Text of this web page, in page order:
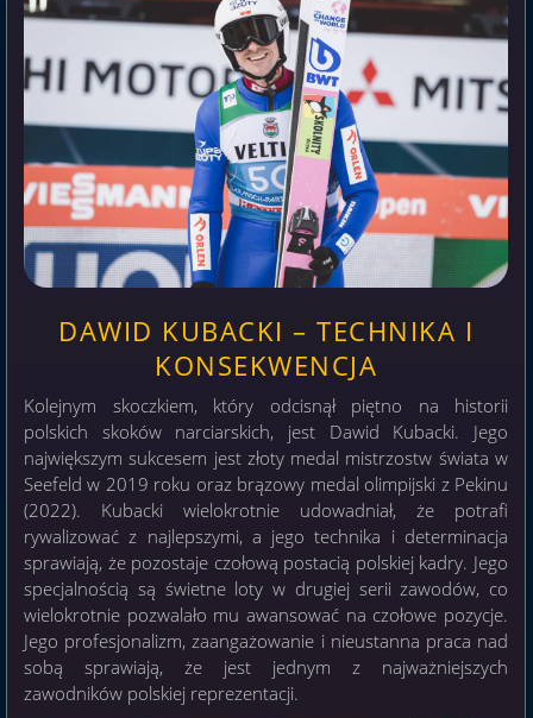
DAWID KUBACKI – TECHNIKA I
KONSEKWENCJA
Kolejnym skoczkiem, który odcisnął piętno na historii
polskich skoków narciarskich, jest Dawid Kubacki. Jego
największym sukcesem jest złoty medal mistrzostw świata w
Seefeld w 2019 roku oraz brązowy medal olimpijski z Pekinu
(2022). Kubacki wielokrotnie udowadniał, że potrafi
rywalizować z najlepszymi, a jego technika i determinacja
sprawiają, że pozostaje czołową postacią polskiej kadry. Jego
specjalnością są świetne loty w drugiej serii zawodów, co
wielokrotnie pozwalało mu awansować na czołowe pozycje.
Jego profesjonalizm, zaangażowanie i nieustanna praca nad
sobą sprawiają, że jest jednym z najważniejszych
zawodników polskiej reprezentacji.